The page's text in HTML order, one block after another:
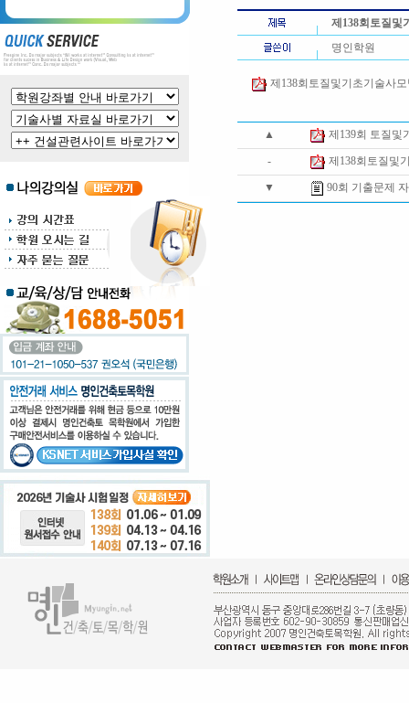
제138회토질및
명인학원
제138회토질및기초기술사
▲ 제139회 토질및
- 제138회토질및
▼ 90회 기출문제